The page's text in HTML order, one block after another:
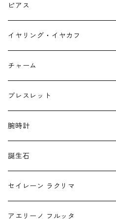
ピアス
イヤリング・イヤカフ
チャーム
ブレスレット
腕時計
誕生石
1月
2月
セイレーン ラクリマ
ピアス
アエリーノ フルッタ